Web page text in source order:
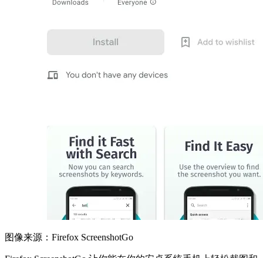
图像来源：Firefox ScreenshotGo